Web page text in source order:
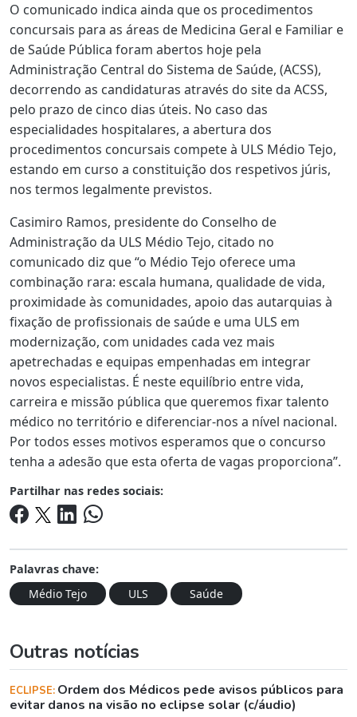
O comunicado indica ainda que os procedimentos
concursais para as áreas de Medicina Geral e Familiar e
de Saúde Pública foram abertos hoje pela
Administração Central do Sistema de Saúde, (ACSS),
decorrendo as candidaturas através do site da ACSS,
pelo prazo de cinco dias úteis. No caso das
especialidades hospitalares, a abertura dos
procedimentos concursais compete à ULS Médio Tejo,
estando em curso a constituição dos respetivos júris,
nos termos legalmente previstos.
Casimiro Ramos, presidente do Conselho de
Administração da ULS Médio Tejo, citado no
comunicado diz que “o Médio Tejo oferece uma
combinação rara: escala humana, qualidade de vida,
proximidade às comunidades, apoio das autarquias à
fixação de profissionais de saúde e uma ULS em
modernização, com unidades cada vez mais
apetrechadas e equipas empenhadas em integrar
novos especialistas. É neste equilíbrio entre vida,
carreira e missão pública que queremos fixar talento
médico no território e diferenciar-nos a nível nacional.
Por todos esses motivos esperamos que o concurso
tenha a adesão que esta oferta de vagas proporciona”.
Partilhar nas redes sociais:
Palavras chave:
Médio Tejo
ULS Saúde
Outras notícias
ECLIPSE: Ordem dos Médicos pede avisos públicos para
evitar danos na visão no eclipse solar (c/áudio)